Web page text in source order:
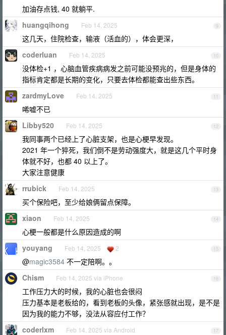
加油存点钱, 40 就躺平.
9
huangqihong Feb 14, 2025
这几天，住院检查，输液（活血的），体会更深，
10
coderluan Feb 14, 2025
没体检+1 ，心脑血管疾病病发之前可能没预兆的，但是身体的
指标肯定都是长期的变化，只要去体检都能查出些东西。
11
zardmyLove Feb 14, 2025
唏嘘不已
12
Libby520 Feb 14, 2025
我同事两个已经上了心脏支架，也是心梗早发现。
2021 年一个猝死，我们倒不是劳动强度大，就是这几个平时身
体就不好，也都 40 以上了。
大家注意健康
13
rrubick Feb 14, 2025
买个保险吧，至少给娘俩留点保障。
14
xiaon Feb 14, 2025
心梗一般都是什么原因造成的啊
15
youyang Feb 14, 2025 2
@magic3584 不一定陪啊。。
16
Chism Feb 14, 2025 via iPhone
工作压力大的时候，我的心脏也会很闷
压力基本是老板给的，看到老板的头像，紧张感就出现，是不是
因为我的能力不够，没法从容应付工作？
17
coderlxm Feb 14, 2025 via Android